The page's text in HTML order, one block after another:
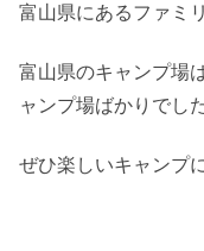
富山県にあるファミ
富山県のキャンプ場
ャンプ場ばかりでし
ぜひ楽しいキャンプ